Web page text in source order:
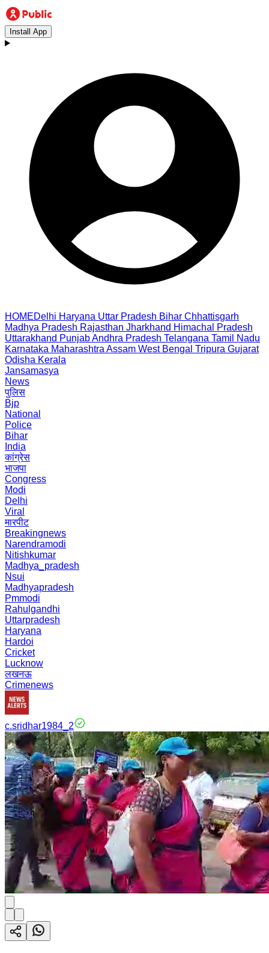
Install App
HOMEDelhi Haryana Uttar Pradesh Bihar Chhattisgarh
Madhya Pradesh Rajasthan Jharkhand Himachal Pradesh
Uttarakhand PunjabAndhra Pradesh Telangana Tamil Nadu
Karnataka Maharashtra Assam West Bengal Tripura Gujarat
Odisha Kerala
Jansamasya
News
पुलिस
Bjp
National
Police
Bihar
India
कांग्रेस
भाजपा
Congress
Modi
Delhi
Viral
मारपीट
Breakingnews
Narendramodi
Nitishkumar
Madhya_pradesh
Nsui
Madhyapradesh
Pmmodi
Rahulgandhi
Uttarpradesh
Haryana
Hardoi
Cricket
Lucknow
लखनऊ
Crimenews
c.sridhar1984_2